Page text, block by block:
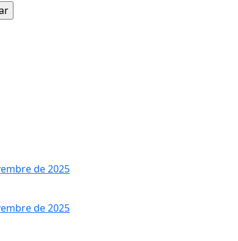
de 2025
de 2025